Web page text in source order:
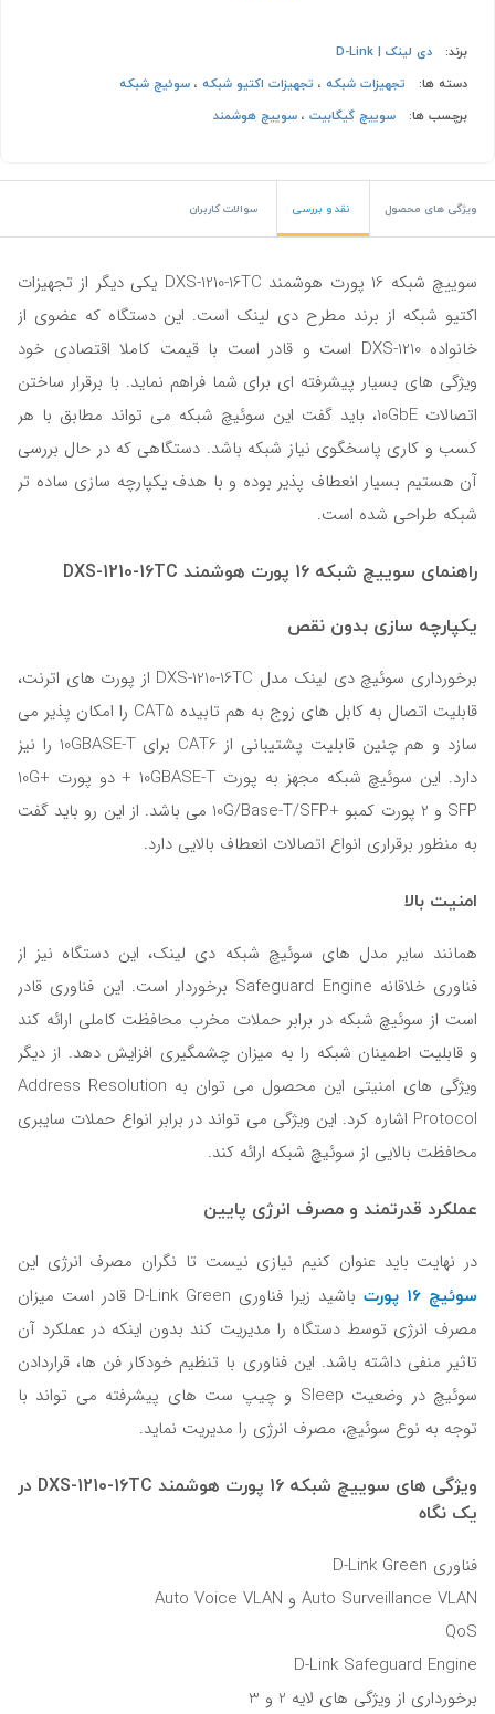
برند:
دی لینک | D-Link
دسته ها:
تجهیزات شبکه، تجهیزات اکتیو شبکه، سوئیچ شبکه
برچسب ها:
سوییچ گیگابیت، سوییچ هوشمند
ویژگی های محصول نقد و بررسی سوالات کاربران
سوییچ شبکه 16 پورت هوشمند DXS-1210-16TC یکی دیگر از تجهیزات
اکتیو شبکه از برند مطرح دی لینک است. این دستگاه که عضوی از
خانواده DXS-1210 است و قادر است با قیمت کاملا اقتصادی خود
ویژگی های بسیار پیشرفته ای برای شما فراهم نماید. با برقرار ساختن
اتصالات 10GbE، باید گفت این سوئیچ شبکه می تواند مطابق با هر
کسب و کاری پاسخگوی نیاز شبکه باشد. دستگاهی که در حال بررسی
آن هستیم بسیار انعطاف پذیر بوده و با هدف یکپارچه سازی ساده تر
شبکه طراحی شده است.
راهنمای سوییچ شبکه 16 پورت هوشمند DXS-1210-16TC
یکپارچه سازی بدون نقص
برخورداری سوئیچ دی لینک مدل DXS-1210-16TC از پورت های اترنت،
قابلیت اتصال به کابل های زوج به هم تابیده CAT5 را امکان پذیر می
سازد و هم چنین قابلیت پشتیبانی از CAT6 برای 10GBASE-T را نیز
دارد. این سوئیچ شبکه مجهز به پورت 10GBASE-T + دو پورت +10G
SFP و 2 پورت کمبو +10G/Base-T/SFP می باشد. از این رو باید گفت
به منظور برقراری انواع اتصالات انعطاف بالایی دارد.
امنیت بالا
همانند سایر مدل های سوئیچ شبکه دی لینک، این دستگاه نیز از
فناوری خلاقانه Safeguard Engine برخوردار است. این فناوری قادر
است از سوئیچ شبکه در برابر حملات مخرب محافظت کاملی ارائه کند
و قابلیت اطمینان شبکه را به میزان چشمگیری افزایش دهد. از دیگر
ویژگی های امنیتی این محصول می توان به Address Resolution
Protocol اشاره کرد. این ویژگی می تواند در برابر انواع حملات سایبری
محافظت بالایی از سوئیچ شبکه ارائه کند.
عملکرد قدرتمند و مصرف انرژی پایین
در نهایت باید عنوان کنیم نیازی نیست تا نگران مصرف انرژی این
سوئیچ 16 پورت
باشید زیرا فناوری D-Link Green قادر است میزان
مصرف انرژی توسط دستگاه را مدیریت کند بدون اینکه در عملکرد آن
تاثیر منفی داشته باشد. این فناوری با تنظیم خودکار فن ها، قراردادن
سوئیچ در وضعیت Sleep و چیپ ست های پیشرفته می تواند با
توجه به نوع سوئیچ، مصرف انرژی را مدیریت نماید.
ویژگی های سوییچ شبکه 16 پورت هوشمند DXS-1210-16TC در
یک نگاه
فناوری D-Link Green
Auto Surveillance VLAN و Auto Voice VLAN
QoS
D-Link Safeguard Engine
برخورداری از ویژگی های لایه 2 و 3